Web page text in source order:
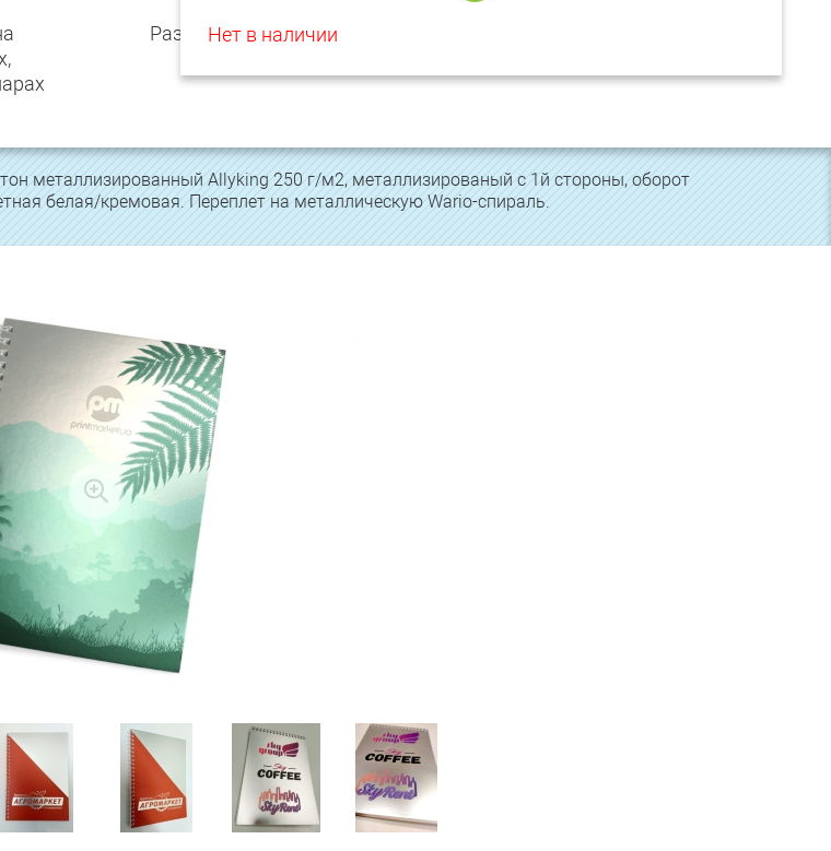
Нет в наличии
Размеры 148х210 мм
металлизированный Allyking 250 г/м2, металлизированый с 1й стороны, оборот
белая/кремовая. Переплет на металлическую Wario-спираль.